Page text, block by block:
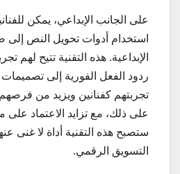
على الجانب الإبداعي، يمكن
استخدام أدوات تحويل النص إلى
الإبداعية. هذه التقنية تتيح لهم
ردود الفعل الفورية إلى
تجربتهم كفنانين ويزيد من
على ذلك، مع تزايد الاعتماد على
ستصبح هذه التقنية أداة لا غنى
التسويق الرقمي.